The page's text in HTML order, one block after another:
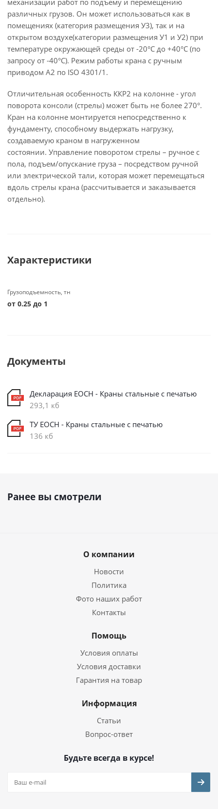
механизации работ по подъему и перемещению
различных грузов. Он может использоваться как в
помещениях (категория размещения У3), так и на
открытом воздухе(категории размещения У1 и У2) при
температуре окружающей среды от -20°С до +40°С (по
запросу от -40°С). Режим работы крана с ручным
приводом А2 по ISO 4301/1.
Отличительная особенность ККР2 на колонне - угол
поворота консоли (стрелы) может быть не более 270°.
Кран на колонне монтируется непосредственно к
фундаменту, способному выдержать нагрузку,
создаваемую краном в нагруженном
состоянии. Управление поворотом стрелы – ручное с
пола, подъем/опускание груза – посредством ручной
или электрической тали, которая может перемещаться
вдоль стрелы крана (рассчитывается и заказывается
отдельно).
Характеристики
Грузоподъемность, тн
от 0.25 до 1
Документы
Декларация ЕОСН - Краны стальные с печатью
293,1 кб
ТУ ЕОСН - Краны стальные с печатью
136 кб
Ранее вы смотрели
О компании
Новости
Политика
Фото наших работ
Контакты
Помощь
Условия оплаты
Условия доставки
Гарантия на товар
Информация
Статьи
Вопрос-ответ
Будьте всегда в курсе!